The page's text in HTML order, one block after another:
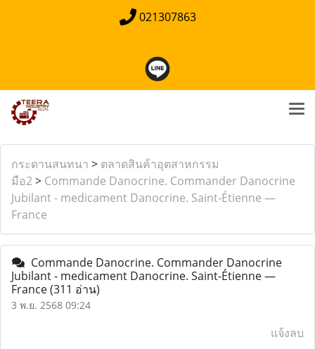
021307863
กระดานสนทนา > ตลาดสินค้าอุตสาหกรรม
มือ2> Commande Danocrine. Commander Danocrine
Jubilant - medicament Danocrine. Saint-Étienne —
France
Commande Danocrine. Commander Danocrine
Jubilant - medicament Danocrine. Saint-Étienne —
France(311 อ่าน)
3 พ.ย. 2568 09:24
แจ้งลบ